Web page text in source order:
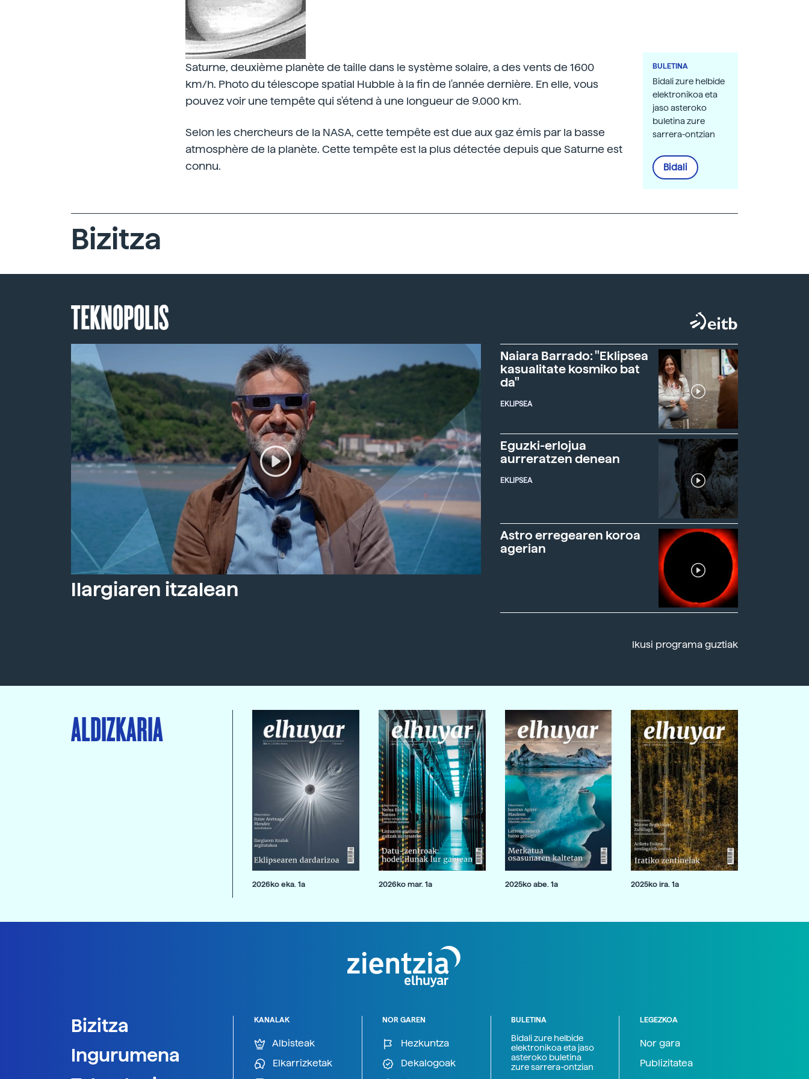
Saturne, deuxième planète de taille dans le système solaire, a des vents de 1600
km/h. Photo du télescope spatial Hubble à la fin de l'année dernière. En elle, vous
pouvez voir une tempête qui s'étend à une longueur de 9.000 km.
Selon les chercheurs de la NASA, cette tempête est due aux gaz émis par la basse
atmosphère de la planète. Cette tempête est la plus détectée depuis que Saturne est
connu.
BULETINA
Bidali zure helbide
elektronikoa eta
jaso asteroko
buletina zure
sarrera-ontzian
Bidali
Bizitza
TEKNOPOLIS
Ilargiaren itzalean
Naiara Barrado: "Eklipsea
kasualitate kosmiko bat
da"
EKLIPSEA
Eguzki-erlojua
aurreratzen denean
EKLIPSEA
Astro erregearen koroa
agerian
Ikusi programa guztiak
ALDIZKARIA
2026ko eka. 1a 2026ko mar. 1a 2025ko abe. 1a 2025ko ira. 1a
Bizitza
Ingurumena
KANALAK
Albisteak
Elkarrizketak
NOR GAREN
Hezkuntza
Dekalogoak
BULETINA
Bidali zure helbide
elektronikoa eta jaso
asteroko buletina
zure sarrera-ontzian
LEGEZKOA
Nor gara
Publizitatea